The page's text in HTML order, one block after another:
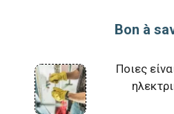
Bon à
Ποιες